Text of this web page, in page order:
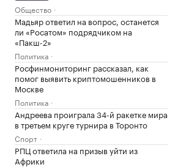
Общество
Мадьяр ответил на вопрос, останется
ли «Росатом» подрядчиком на
«Пакш-2»
Политика
Росфинмониторинг рассказал, как
помог выявить криптомошенников в
Москве
Политика
Андреева проиграла 34-й ракетке мира
в третьем круге турнира в Торонто
Спорт
РПЦ ответила на призыв уйти из
Африки